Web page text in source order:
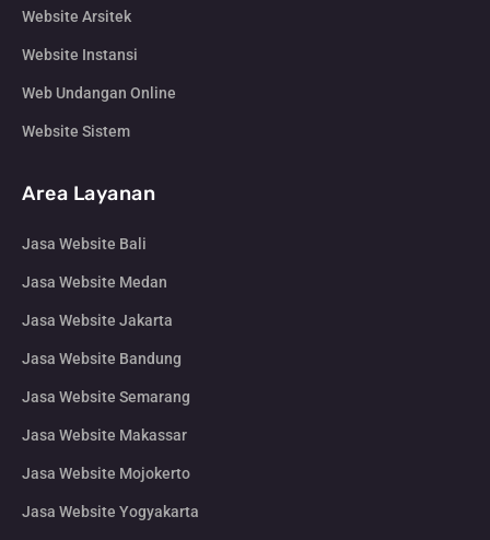
Website Arsitek
Website Instansi
Web Undangan Online
Website Sistem
Area Layanan
Jasa Website Bali
Jasa Website Medan
Jasa Website Jakarta
Jasa Website Bandung
Jasa Website Semarang
Jasa Website Makassar
Jasa Website Mojokerto
Jasa Website Yogyakarta